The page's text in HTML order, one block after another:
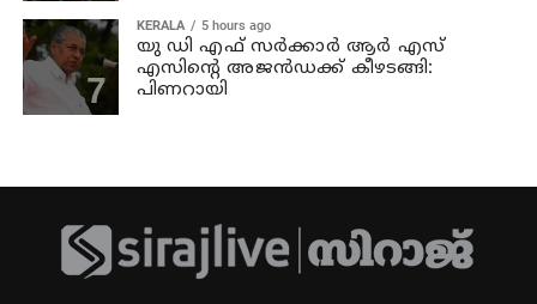
KERALA 5 hours ago
യു ഡി എഫ് സര്‍ക്കാര്‍ ആര്‍ എസ്
എസിന്റെ അജന്‍ഡക്ക്‌ കീഴടങ്ങി:
പിണറായി